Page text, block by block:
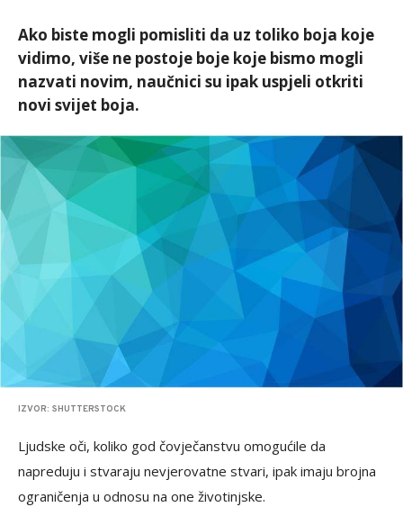
Ako biste mogli pomisliti da uz toliko boja koje
vidimo, više ne postoje boje koje bismo mogli
nazvati novim, naučnici su ipak uspjeli otkriti
novi svijet boja.
IZVOR: SHUTTERSTOCK
Ljudske oči, koliko god čovječanstvu omogućile da
napreduju i stvaraju nevjerovatne stvari, ipak imaju brojna
ograničenja u odnosu na one životinjske.